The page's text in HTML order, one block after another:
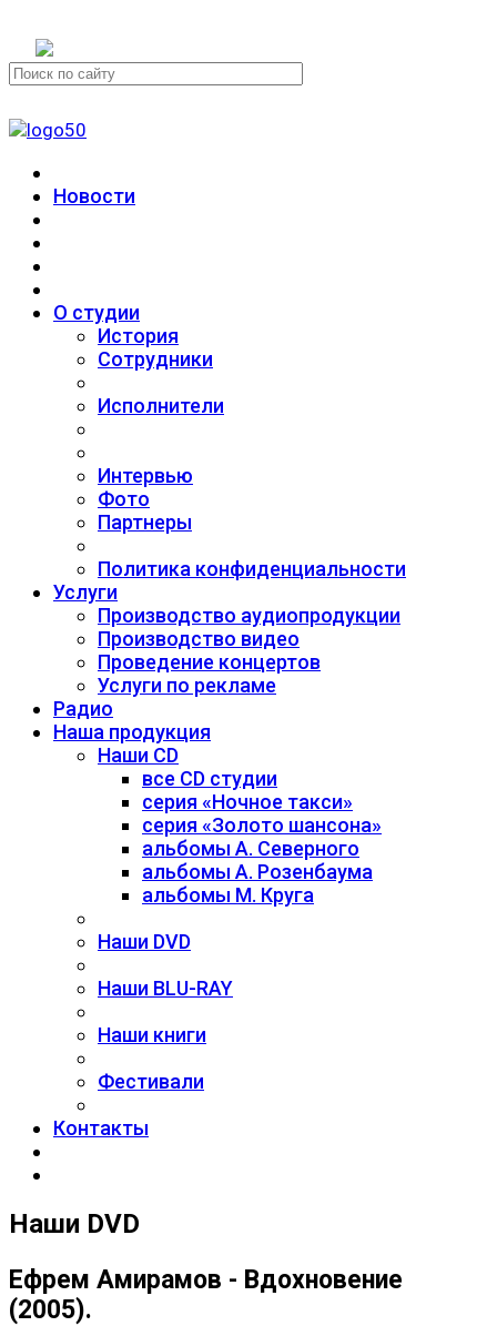
Новости
О студии
История
Сотрудники
Исполнители
Интервью
Фото
Партнеры
Политика конфиденциальности
Услуги
Производство аудиопродукции
Производство видео
Проведение концертов
Услуги по рекламе
Радио
Наша продукция
Наши CD
все CD студии
серия «Ночное такси»
серия «Золото шансона»
альбомы А. Северного
альбомы А. Розенбаума
альбомы М. Круга
Наши DVD
Наши BLU-RAY
Наши книги
Фестивали
Контакты
Наши DVD
Ефрем Амирамов - Вдохновение
(2005).